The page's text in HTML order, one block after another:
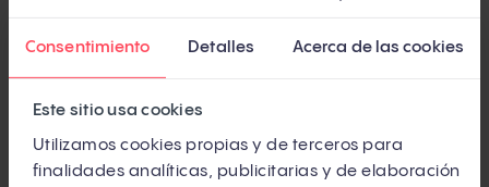
Consentimiento Detalles Acerca de las cookies
Este sitio usa cookies
Utilizamos cookies propias y de terceros para
finalidades analíticas, publicitarias y de elaboración
Aprender a identificar qué elementos atraen
Estudiar la eficacia del diseño y composición de
la web.